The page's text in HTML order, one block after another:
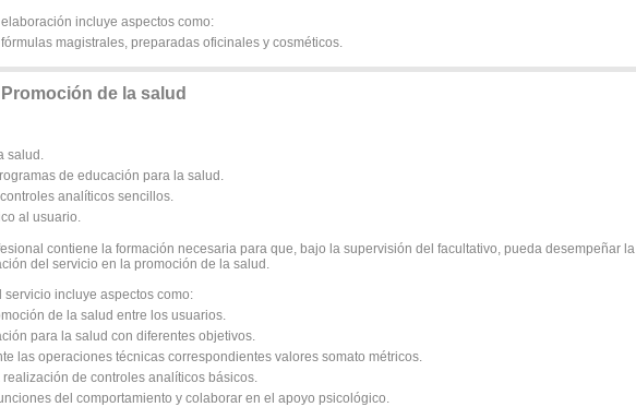
incluye aspectos como:
magistrales, preparadas oficinales y cosméticos.
Promoción de la salud
salud.
de educación para la salud.
analíticos sencillos.
al usuario.
contiene la formación necesaria para que, bajo la supervisión del facultativo, pueda desempeñar la
del servicio en la promoción de la salud.
servicio incluye aspectos como:
de la salud entre los usuarios.
para la salud con diferentes objetivos.
las operaciones técnicas correspondientes valores somato métricos.
de controles analíticos básicos.
del comportamiento y colaborar en el apoyo psicológico.